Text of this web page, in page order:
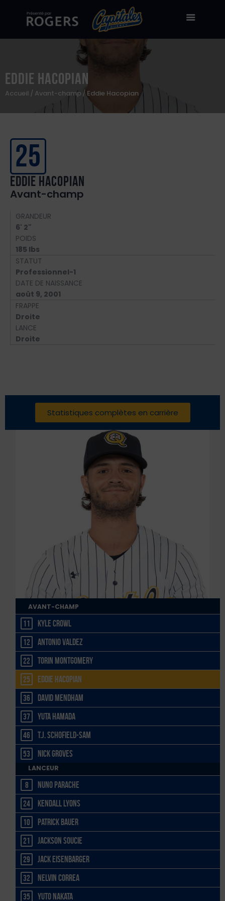
Eddie Hacopian
Accueil Avant-champ Eddie Hacopian
Billetterie
Stade Canac
À propos
Boutique en ligne
Zone des fans
25
Eddie Hacopian
Avant-champ
GRANDEUR
6' 2"
POIDS
185 lbs
STATUT
Professionnel-1
DATE DE NAISSANCE
août 9, 2001
FRAPPE
Droite
LANCE
Droite
Statistiques complètes en carrière
AVANT-CHAMP
11 Kyle Crowl
12 Antonio Valdez
22 Torin Montgomery
25 Eddie Hacopian
36 David Mendham
37 Yuta Hamada
46 T.J. Schofield-Sam
53 Nick Groves
LANCEUR
8 Nuno Parache
24 Kendall Lyons
10 Patrick Bauer
21 Jackson Soucie
29 Jack Eisenbarger
32 Nelvin Correa
35 Yuto Nakata